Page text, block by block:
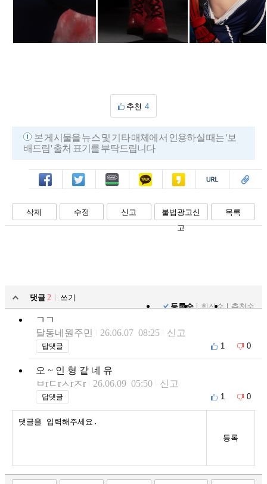
추천 4
본 게시물을 뉴스 및 기타 매체에서 인용하실 때는 '보
배드림' 출처 표기를 부탁드립니다
페북 트윗 밴드 카톡 카스 복사 스크랩
삭제 수정 신고
불법광고신
고
목록
댓글 2
쓰기
등록순
최신순 추천순
ㄱㄱ
달동네원주민
26.06.07 08:25 신고
답댓글 1 0
오 ~ 인 형 같 네 유
ㅂrㄷrㅅrㅈr
26.06.09 05:50 신고
답댓글 1 0
등록